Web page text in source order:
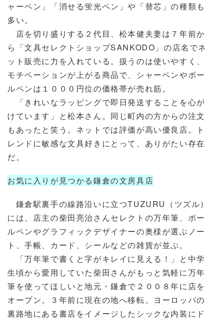
ャーペン」「消せる蛍光ペン」や「替芯」の種類も
多い。
店を切り盛りする２代目、松本健夫妻は７年前か
ら「文具セレクトショップSANKODO」の店名でネ
ット販売に力を入れている。扱うのは使いやすく、
モチベーションが上がる商品で、シャーペンやボー
ルペンは１０００円位の価格帯が売れ筋。
「きれいなラッピングで即日発送することを心が
けています」と松本さん。同じ町内の方からの注文
もあったと笑う。ネットでは評価が高い優良店。ト
レンドに敏感な文具好きにとって、ありがたい存在
だ。
お気に入りが見つかる鎌倉の文房具店
鎌倉駅裏手の線路沿いに立つTUZURU（ツズル）
には、店主の柴田亮治さんセレクトの万年筆、ボー
ルペンやグラフィックデザイナーの奥様が選ぶノー
ト、手帳、カード、シールなどの雑貨が並ぶ。
「万年筆で書くと字がキレイに見える！」と中学
生頃から愛用していた柴田さんがもっと気軽に万年
筆を使ってほしいと地元・鎌倉で２００８年に店を
オープン。３年前に現在の地へ移転。ヨーロッパの
裏路地にある書店をイメージしたシックな内装にド